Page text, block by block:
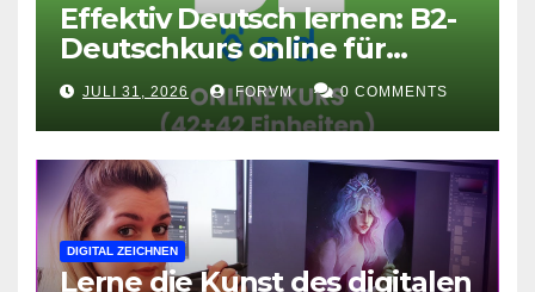
Effektiv Deutsch lernen: B2-
Deutschkurs online für
Fortgeschrittene
JULI 31, 2026 FORVM 0 COMMENTS
DIGITAL ZEICHNEN
Lerne die Kunst des digitalen